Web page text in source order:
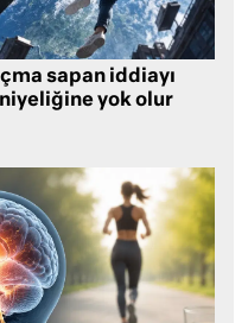
sapan iddiayı
yok olur